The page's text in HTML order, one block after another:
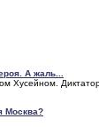
А жаль...
Хусейном.
Москва?